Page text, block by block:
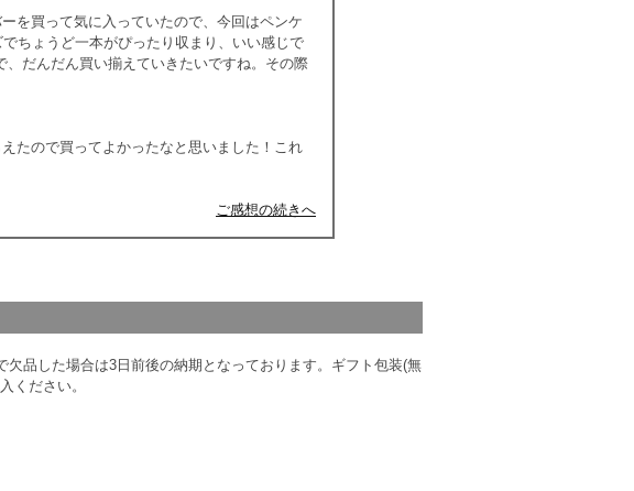
を買って気に入っていたので、今回はペンケ
ちょうど一本がぴったり収まり、いい感じで
だんだん買い揃えていきたいですね。その際
たので買ってよかったなと思いました！これ
ご感想の続きへ
品した場合は3日前後の納期となっております。ギフト包装(無
ください。